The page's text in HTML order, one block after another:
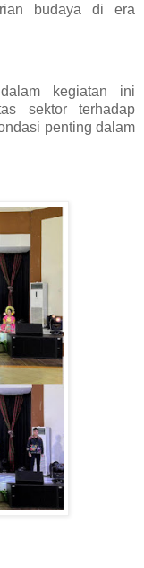
budaya di era
kegiatan ini
sektor terhadap
penting dalam